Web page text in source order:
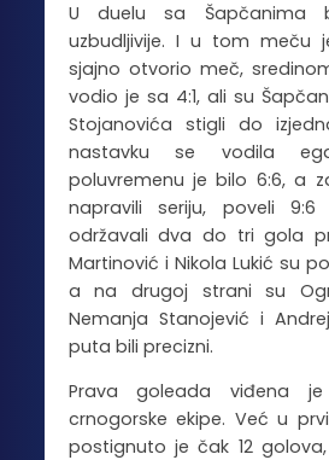
U duelu sa Šapčanima
uzbudljivije. I u tom meču
sjajno otvorio meč,
vodio je sa 4:1, ali su
Stojanovića stigli do
nastavku se vodila
poluvremenu je bilo 6:6, a
napravili seriju, poveli
održavali dva do tri gola
Martinović i Nikola Lukić su
a na drugoj strani su
Nemanja Stanojević i
puta bili precizni.
Prava goleada viđena
crnogorske ekipe. Već u
postignuto je čak 12